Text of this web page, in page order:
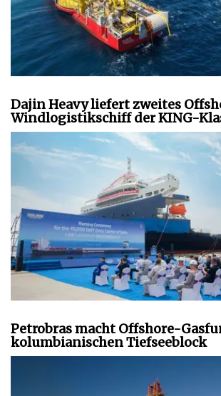
Dajin Heavy liefert zweites
Windlogistikschiff der KING-
Petrobras macht Offshore-
kolumbianischen Tiefseeblock